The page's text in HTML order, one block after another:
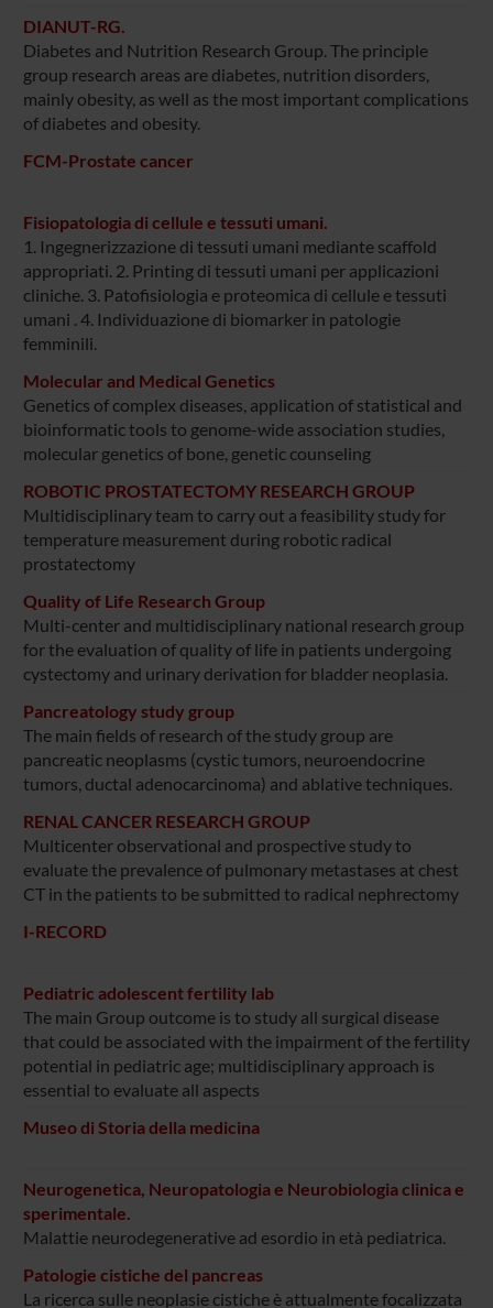
DIANUT-RG.
Diabetes and Nutrition Research Group. The principle
group research areas are diabetes, nutrition disorders,
mainly obesity, as well as the most important complications
of diabetes and obesity.
FCM-Prostate cancer
Fisiopatologia di cellule e tessuti umani.
1. Ingegnerizzazione di tessuti umani mediante scaffold
appropriati. 2. Printing di tessuti umani per applicazioni
cliniche. 3. Patofisiologia e proteomica di cellule e tessuti
umani . 4. Individuazione di biomarker in patologie
femminili.
Molecular and Medical Genetics
Genetics of complex diseases, application of statistical and
bioinformatic tools to genome-wide association studies,
molecular genetics of bone, genetic counseling
ROBOTIC PROSTATECTOMY RESEARCH GROUP
Multidisciplinary team to carry out a feasibility study for
temperature measurement during robotic radical
prostatectomy
Quality of Life Research Group
Multi-center and multidisciplinary national research group
for the evaluation of quality of life in patients undergoing
cystectomy and urinary derivation for bladder neoplasia.
Pancreatology study group
The main fields of research of the study group are
pancreatic neoplasms (cystic tumors, neuroendocrine
tumors, ductal adenocarcinoma) and ablative techniques.
RENAL CANCER RESEARCH GROUP
Multicenter observational and prospective study to
evaluate the prevalence of pulmonary metastases at chest
CT in the patients to be submitted to radical nephrectomy
I-RECORD
Pediatric adolescent fertility lab
The main Group outcome is to study all surgical disease
that could be associated with the impairment of the fertility
potential in pediatric age; multidisciplinary approach is
essential to evaluate all aspects
Museo di Storia della medicina
Neurogenetica, Neuropatologia e Neurobiologia clinica e
sperimentale.
Malattie neurodegenerative ad esordio in età pediatrica.
Patologie cistiche del pancreas
La ricerca sulle neoplasie cistiche è attualmente focalizzata